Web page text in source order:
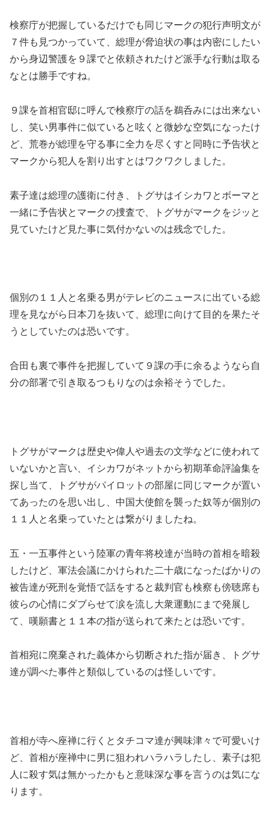
検察庁が把握しているだけでも同じマークの犯行声明文が
７件も見つかっていて、総理が脅迫状の事は内密にしたい
から身辺警護を９課でと依頼されたけど派手な行動は取る
なとは勝手ですね。
９課を首相官邸に呼んで検察庁の話を鵜呑みには出来ない
し、笑い男事件に似ていると呟くと微妙な空気になったけ
ど、荒巻が総理を守る事に全力を尽くすと同時に予告状と
マークから犯人を割り出すとはワクワクしました。
素子達は総理の護衛に付き、トグサはイシカワとボーマと
一緒に予告状とマークの捜査で、トグサがマークをジッと
見ていたけど見た事に気付かないのは残念でした。
個別の１１人と名乗る男がテレビのニュースに出ている総
理を見ながら日本刀を抜いて、総理に向けて目的を果たそ
うとしていたのは恐いです。
合田も裏で事件を把握していて９課の手に余るようなら自
分の部署で引き取るつもりなのは余裕そうでした。
トグサがマークは歴史や偉人や過去の文学などに使われて
いないかと言い、イシカワがネットから初期革命評論集を
探し当て、トグサがパイロットの部屋に同じマークが置い
てあったのを思い出し、中国大使館を襲った奴等が個別の
１１人と名乗っていたとは繋がりましたね。
五・一五事件という陸軍の青年将校達が当時の首相を暗殺
したけど、軍法会議にかけられた二十歳になったばかりの
被告達が死刑を覚悟で話をすると裁判官も検察も傍聴席も
彼らの心情にダブらせて涙を流し大衆運動にまで発展し
て、嘆願書と１１本の指が送られて来たとは恐いです。
首相宛に廃棄された義体から切断された指が届き、トグサ
達が調べた事件と類似しているのは怪しいです。
首相が寺へ座禅に行くとタチコマ達が興味津々で可愛いけ
ど、首相が座禅中に男に狙われハラハラしたし、素子は犯
人に殺す気は無かったかもと意味深な事を言うのは気にな
ります。